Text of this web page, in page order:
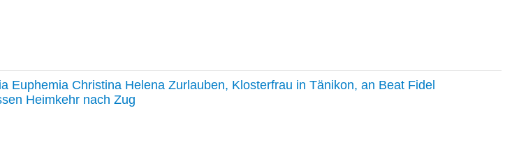
Euphemia Christina Helena Zurlauben, Klosterfrau in Tänikon, an Beat Fidel
Heimkehr nach Zug